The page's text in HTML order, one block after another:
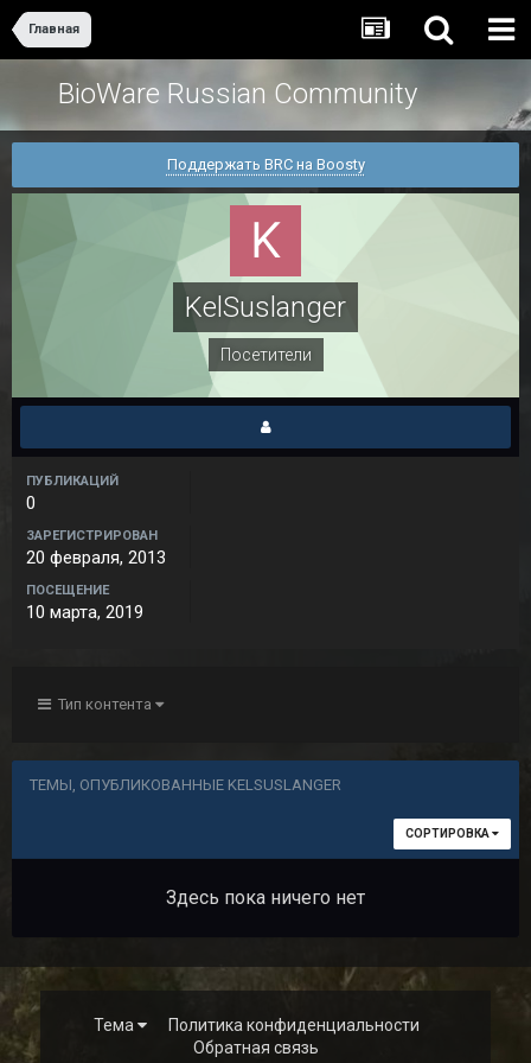
Главная
BioWare Russian Community
Поддержать BRC на Boosty
KelSuslanger
Посетители
ПУБЛИКАЦИЙ
0
ЗАРЕГИСТРИРОВАН
20 февраля, 2013
ПОСЕЩЕНИЕ
10 марта, 2019
Тип контента
ТЕМЫ, ОПУБЛИКОВАННЫЕ KELSUSLANGER
СОРТИРОВКА
Здесь пока ничего нет
Тема
Политика конфиденциальности
Обратная связь